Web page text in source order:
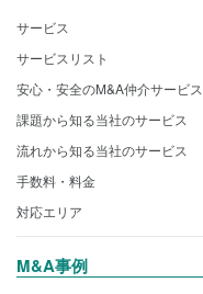
サービス
サービスリスト
安心・安全のM&A仲介サービス
課題から知る当社のサービス
流れから知る当社のサービス
手数料・料金
対応エリア
M&A事例